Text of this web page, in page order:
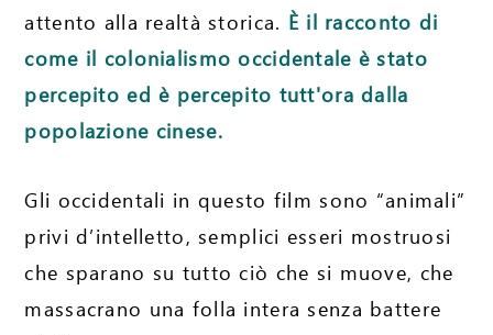
attento alla realtà storica. È il racconto di
come il colonialismo occidentale è stato
percepito ed è percepito tutt'ora dalla
popolazione cinese.
Gli occidentali in questo film sono “animali”
privi d’intelletto, semplici esseri mostruosi
che sparano su tutto ciò che si muove, che
massacrano una folla intera senza battere